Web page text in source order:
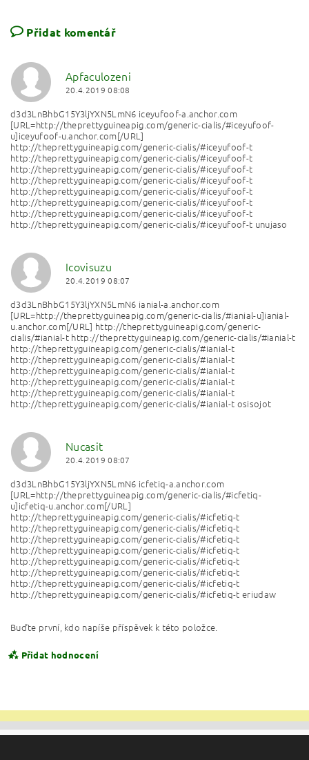
Přidat komentář
Apfaculozeni
20.4.2019 08:08
d3d3LnBhbG15Y3ljYXN5LmN6 iceyufoof-a.anchor.com
[URL=http://theprettyguineapig.com/generic-cialis/#iceyufoof-
u]iceyufoof-u.anchor.com[/URL]
http://theprettyguineapig.com/generic-cialis/#iceyufoof-t
http://theprettyguineapig.com/generic-cialis/#iceyufoof-t
http://theprettyguineapig.com/generic-cialis/#iceyufoof-t
http://theprettyguineapig.com/generic-cialis/#iceyufoof-t
http://theprettyguineapig.com/generic-cialis/#iceyufoof-t
http://theprettyguineapig.com/generic-cialis/#iceyufoof-t
http://theprettyguineapig.com/generic-cialis/#iceyufoof-t
http://theprettyguineapig.com/generic-cialis/#iceyufoof-t unujaso
Icovisuzu
20.4.2019 08:07
d3d3LnBhbG15Y3ljYXN5LmN6 ianial-a.anchor.com
[URL=http://theprettyguineapig.com/generic-cialis/#ianial-u]ianial-
u.anchor.com[/URL] http://theprettyguineapig.com/generic-
cialis/#ianial-t http://theprettyguineapig.com/generic-cialis/#ianial-t
http://theprettyguineapig.com/generic-cialis/#ianial-t
http://theprettyguineapig.com/generic-cialis/#ianial-t
http://theprettyguineapig.com/generic-cialis/#ianial-t
http://theprettyguineapig.com/generic-cialis/#ianial-t
http://theprettyguineapig.com/generic-cialis/#ianial-t
http://theprettyguineapig.com/generic-cialis/#ianial-t osisojot
Nucasit
20.4.2019 08:07
d3d3LnBhbG15Y3ljYXN5LmN6 icfetiq-a.anchor.com
[URL=http://theprettyguineapig.com/generic-cialis/#icfetiq-
u]icfetiq-u.anchor.com[/URL]
http://theprettyguineapig.com/generic-cialis/#icfetiq-t
http://theprettyguineapig.com/generic-cialis/#icfetiq-t
http://theprettyguineapig.com/generic-cialis/#icfetiq-t
http://theprettyguineapig.com/generic-cialis/#icfetiq-t
http://theprettyguineapig.com/generic-cialis/#icfetiq-t
http://theprettyguineapig.com/generic-cialis/#icfetiq-t
http://theprettyguineapig.com/generic-cialis/#icfetiq-t
http://theprettyguineapig.com/generic-cialis/#icfetiq-t eriudaw
Buďte první, kdo napíše příspěvek k této položce.
Přidat hodnocení